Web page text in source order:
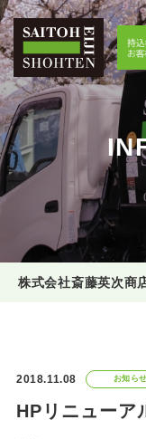
2018.11.08 お知らせ
HPリニューア